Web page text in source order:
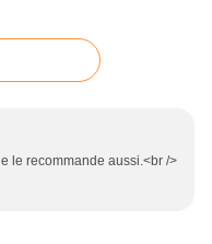
le recommande aussi.<br />